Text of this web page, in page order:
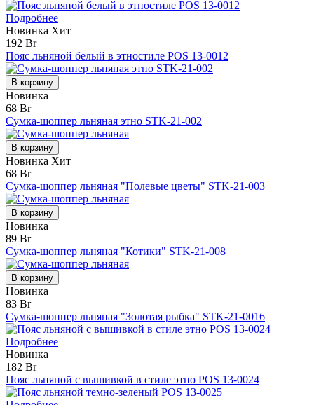
Подробнее
Новинка Хит
192 Br
Пояс льняной белый в этностиле POS 13-0012
В корзину
Новинка
68 Br
Сумка-шоппер льняная этно STK-21-002
В корзину
Новинка Хит
68 Br
Сумка-шоппер льняная "Полевые цветы" STK-21-003
В корзину
Новинка
89 Br
Сумка-шоппер льняная "Котики" STK-21-008
В корзину
Новинка
83 Br
Сумка-шоппер льняная "Золотая рыбка" STK-21-0016
Подробнее
Новинка
182 Br
Пояс льняной с вышивкой в стиле этно POS 13-0024